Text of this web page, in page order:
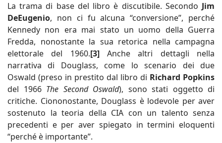
La trama di base del libro è discutibile. Secondo Jim
DeEugenio, non ci fu alcuna “conversione”, perché
Kennedy non era mai stato un uomo della Guerra
Fredda, nonostante la sua retorica nella campagna
elettorale del 1960.[3]Anche altri dettagli nella
narrativa di Douglass, come lo scenario dei due
Oswald (preso in prestito dal libro di Richard Popkins
del 1966 The Second Oswald), sono stati oggetto di
critiche. Ciononostante, Douglass è lodevole per aver
sostenuto la teoria della CIA con un talento senza
precedenti e per aver spiegato in termini eloquenti
“perché è importante”.